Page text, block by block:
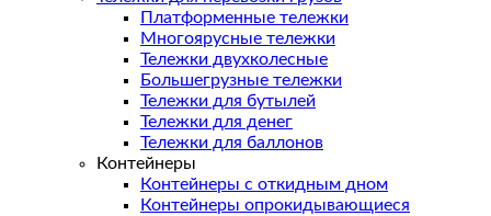
Платформенные тележки
Многоярусные тележки
Тележки двухколесные
Большегрузные тележки
Тележки для бутылей
Тележки для денег
Тележки для баллонов
Контейнеры
Контейнеры с откидным дном
Контейнеры опрокидывающиеся